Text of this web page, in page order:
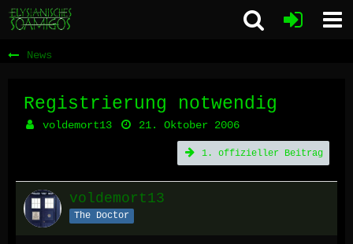
News
Registrierung notwendig
voldemort13 21. Oktober 2006
1. offizieller Beitrag
voldemort13
The Doctor